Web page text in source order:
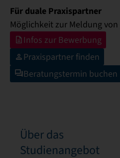
Für duale Praxispartner
Möglichkeit zur Meldung von
Infos zur Bewerbung
Praxispartner finden
Beratungstermin buchen
Über das
Studienangebot